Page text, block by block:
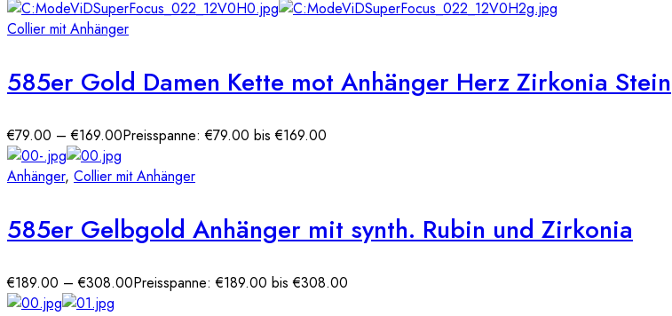
Collier mit Anhänger
585er Gold Damen Kette mot Anhänger Herz Zirkonia Stein
€79.00 –€169.00Preisspanne: €79.00 bis €169.00
Anhänger, Collier mit Anhänger
585er Gelbgold Anhänger mit synth. Rubin und Zirkonia
€189.00 –€308.00Preisspanne: €189.00 bis €308.00